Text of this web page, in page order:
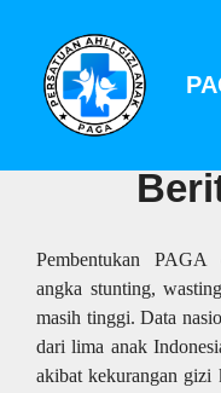
Pembentukan PAGA
angka stunting,
masih tinggi. Data
dari lima anak
akibat kekurangan